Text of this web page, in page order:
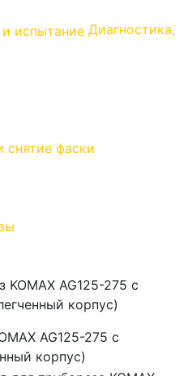
Диагностика,
снятие фаски
AG125-275 с
корпус)